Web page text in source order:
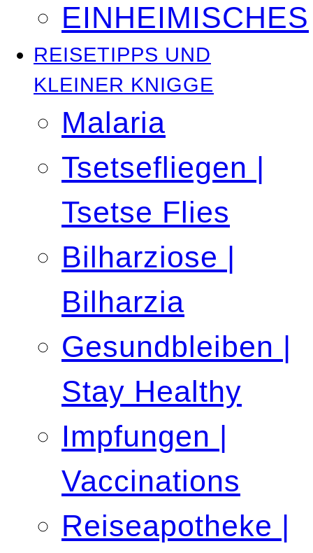
EINHEIMISCHES
REISETIPPS UND
KLEINER KNIGGE
Malaria
Tsetsefliegen |
Tsetse Flies
Bilharziose |
Bilharzia
Gesundbleiben |
Stay Healthy
Impfungen |
Vaccinations
Reiseapotheke |